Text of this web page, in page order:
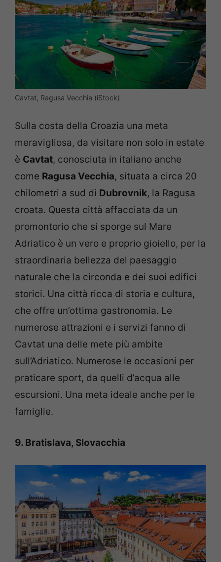
Cavtat, Ragusa Vecchia (iStock)
Sulla costa della Croazia una meta
meravigliosa, da visitare non solo in estate
è Cavtat, conosciuta in italiano anche
come Ragusa Vecchia, situata a circa 20
chilometri a sud di Dubrovnik, la Ragusa
croata. Questa città affacciata da un
promontorio che si sporge sul Mare
Adriatico è un vero e proprio gioiello, per la
straordinaria bellezza del paesaggio
naturale che la circonda e dei suoi edifici
storici. Una città ricca di storia e cultura,
che offre un’ottima gastronomia. Le
numerose attrazioni e i servizi fanno di
Cavtat una delle mete più ambite
sull’Adriatico. Numerose le occasioni per
praticare sport, da quelli d’acqua alle
escursioni. Una meta ideale anche per le
famiglie.
9. Bratislava, Slovacchia